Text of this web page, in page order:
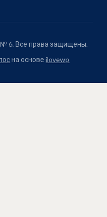
6. Все права защищены.
на основеilovewp